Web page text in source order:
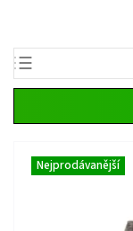
Nejlevnější
Nejdražší
Abecedně
Nejprodávanější